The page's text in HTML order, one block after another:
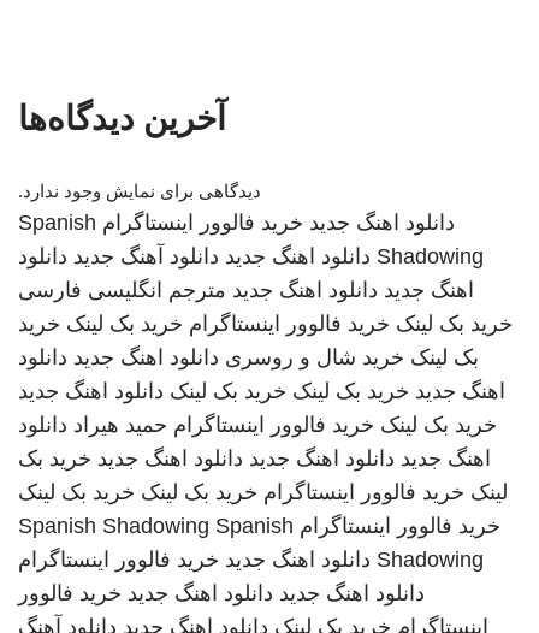
آخرین دیدگاه‌ها
دیدگاهی برای نمایش وجود ندارد.
دانلود اهنگ جدید خرید فالوور اینستاگرام Spanish
Shadowing دانلود اهنگ جدید دانلود آهنگ جدید دانلود
اهنگ جدید دانلود اهنگ جدید مترجم انگلیسی فارسی
خرید بک لینک خرید فالوور اینستاگرام خرید بک لینک خرید
بک لینک خرید شال و روسری دانلود اهنگ جدید دانلود
اهنگ جدید خرید بک لینک خرید بک لینک دانلود اهنگ جدید
خرید بک لینک خرید فالوور اینستاگرام حمید هیراد دانلود
اهنگ جدید دانلود اهنگ جدید دانلود اهنگ جدید خرید بک
لینک خرید فالوور اینستاگرام خرید بک لینک خرید بک لینک
خرید فالوور اینستاگرام
Spanish Shadowing Spanish
Shadowing دانلود اهنگ جدید خرید فالوور اینستاگرام
دانلود اهنگ جدید دانلود اهنگ جدید خرید فالوور
اینستاگرام خرید بک لینک دانلود اهنگ جدید دانلود آهنگ